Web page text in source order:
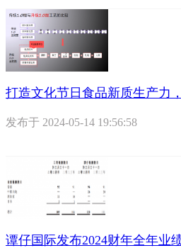
打造文化节日食品新质生产力
发布于 2024-05-14 19:56:58
谭仔国际发布2024财年全年业